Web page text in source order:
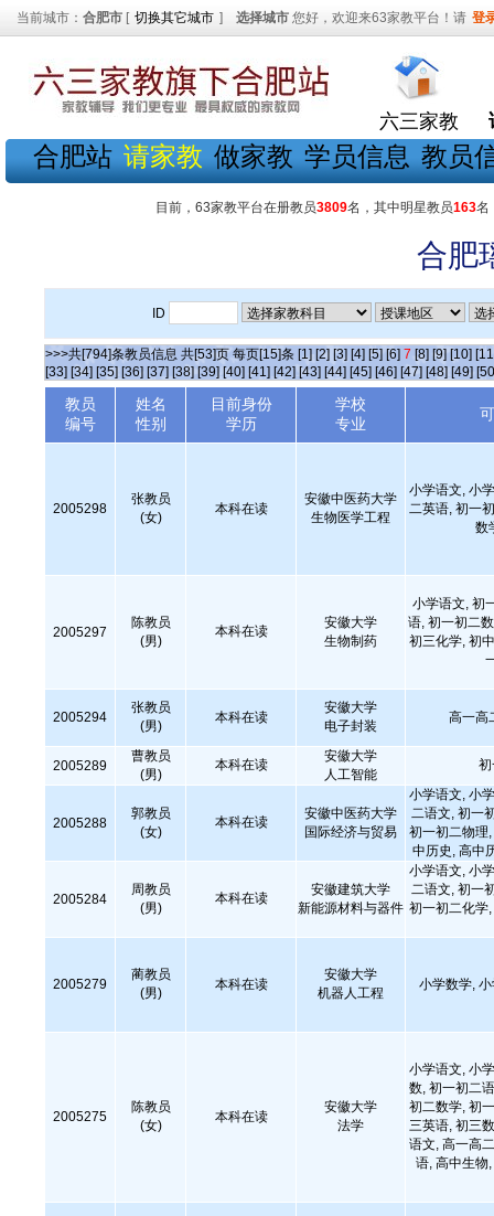
当前城市： 合肥市 [ 切换其它城市 ] 选择城市 您好，欢迎来63家教平台！请 登
六三家教
合肥站 请家教 做家教 学员信息 教员
目前，63家教平台在册教员3809名，其中明星教员163名
合肥
ID
>>>共[794]条教员信息 共[53]页 每页[15]条 [1] [2] [3] [4] [5] [6] 7 [8] [9] [10]
[33] [34] [35] [36] [37] [38] [39] [40] [41] [42] [43] [44] [45] [46] [47] [48] [49]
教员
编号
姓名
性别
目前身份
学历
学校
专业
2005298
张教员
(女)
本科在读
安徽中医药大学
生物医学工程
小学语文, 小
二英语, 初一
数
2005297
陈教员
(男)
本科在读
安徽大学
生物制药
小学语文, 初
语, 初一初二
初三化学, 初
2005294
张教员
(男)
本科在读
安徽大学
电子封装
高一高
2005289
曹教员
(男)
本科在读
安徽大学
人工智能
2005288
郭教员
(女)
本科在读
安徽中医药大学
国际经济与贸易
小学语文, 小
二语文, 初一
初一初二物理
中历史, 高中
2005284
周教员
(男)
本科在读
安徽建筑大学
新能源材料与器件
小学语文, 小
二语文, 初一
初一初二化学
2005279
蔺教员
(男)
本科在读
安徽大学
机器人工程
小学数学,
2005275
陈教员
(女)
本科在读
安徽大学
法学
小学语文, 小
数, 初一初二
初二数学, 初
三英语, 初三
语文, 高一高
语, 高中生物